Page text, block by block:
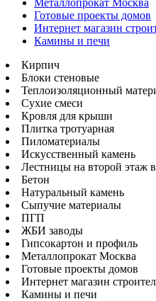
Металлопрокат Москва
Готовые проекты домов
Интернет магазин
Камины и печи
Кирпич
Блоки стеновые
Теплоизоляционный
Сухие смеси
Кровля для крыши
Плитка тротуарная
Пиломатериалы
Искусственный камень
Лестницы на второй этаж
Бетон
Натуральный камень
Сыпучие материалы
ПГП
ЖБИ заводы
Гипсокартон и профиль
Металлопрокат Москва
Готовые проекты домов
Интернет магазин
Камины и печи